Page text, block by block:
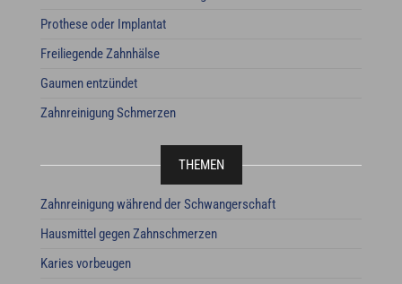
Prothese oder Implantat
Freiliegende Zahnhälse
Gaumen entzündet
Zahnreinigung Schmerzen
THEMEN
Zahnreinigung während der Schwangerschaft
Hausmittel gegen Zahnschmerzen
Karies vorbeugen